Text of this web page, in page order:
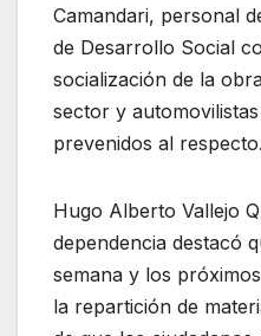
Camandari, personal
de Desarrollo Social
socialización de la
sector y
prevenidos al respecto.
Hugo Alberto Vallejo
dependencia destacó
semana y los
la repartición de